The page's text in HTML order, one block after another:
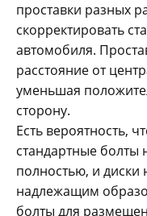
проставки разных
скорректировать
автомобиля.
расстояние от
уменьшая
сторону.
Есть вероятность,
стандартные болты
полностью, и диски
надлежащим
болты для